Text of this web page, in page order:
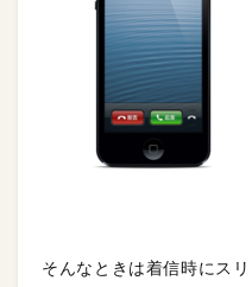
そんなときは着信時にス